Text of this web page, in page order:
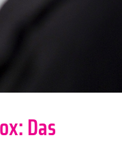
Das